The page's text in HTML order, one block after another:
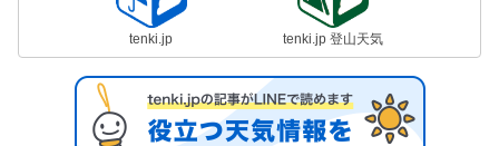
tenki.jp tenki.jp 登山天気